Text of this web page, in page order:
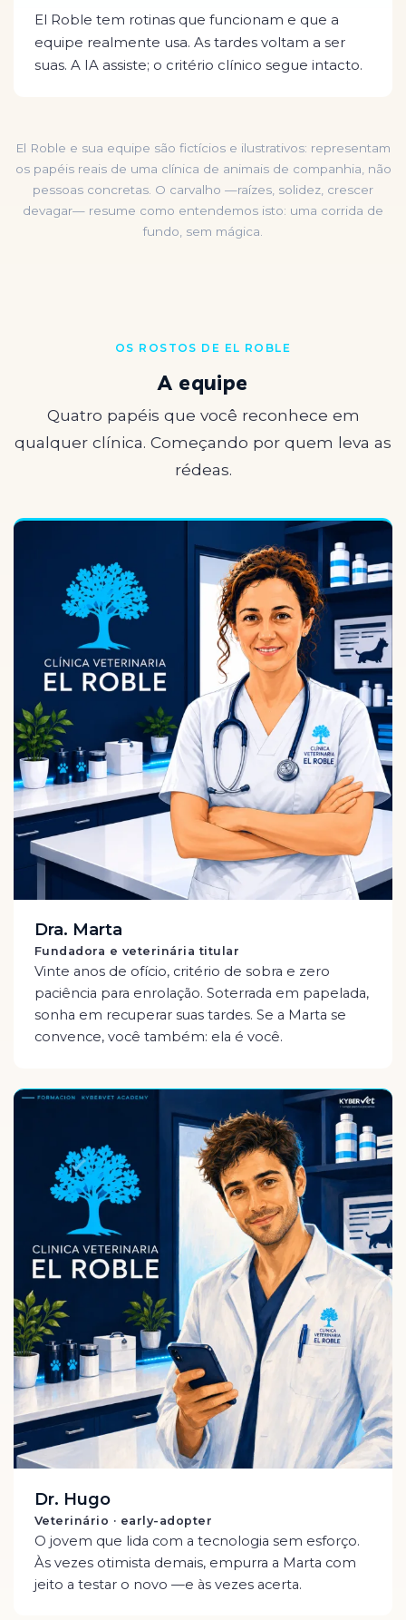
El Roble tem rotinas que funcionam e que a
equipe realmente usa. As tardes voltam a ser
suas. A IA assiste; o critério clínico segue intacto.
El Roble e sua equipe são fictícios e ilustrativos: representam
os papéis reais de uma clínica de animais de companhia, não
pessoas concretas. O carvalho —raízes, solidez, crescer
devagar— resume como entendemos isto: uma corrida de
fundo, sem mágica.
OS ROSTOS DE EL ROBLE
A equipe
Quatro papéis que você reconhece em
qualquer clínica. Começando por quem leva as
rédeas.
Dra. Marta
Fundadora e veterinária titular
Vinte anos de ofício, critério de sobra e zero
paciência para enrolação. Soterrada em papelada,
sonha em recuperar suas tardes. Se a Marta se
convence, você também: ela é você.
Dr. Hugo
Veterinário · early-adopter
O jovem que lida com a tecnologia sem esforço.
Às vezes otimista demais, empurra a Marta com
jeito a testar o novo —e às vezes acerta.